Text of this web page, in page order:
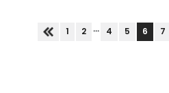
penyakitnya itu sejak enam...
1 2 ... 4 5 6 7